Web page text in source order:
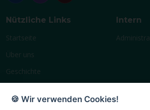
Nützliche Links
Startseite
Über uns
Geschichte
Terminplan
Intern
🍪 Wir verwenden Cookies!